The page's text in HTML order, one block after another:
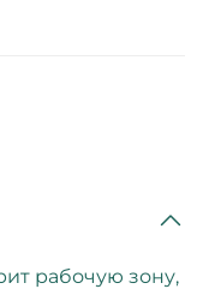
рабочую зону,